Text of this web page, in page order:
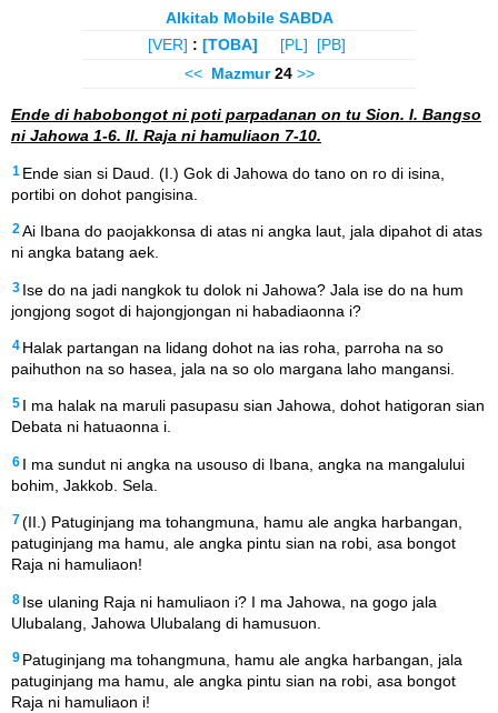
Alkitab Mobile SABDA
[VER] : [TOBA] [PL]
[PB]
<< Mazmur24 >>
Ende di habobongot ni poti parpadanan on tu Sion. I. Bangso
ni Jahowa 1-6. II. Raja ni hamuliaon 7-10.
1 Ende sian si Daud. (I.) Gok di Jahowa do tano on ro di isina,
portibi on dohot pangisina.
2 Ai Ibana do paojakkonsa di atas ni angka laut, jala dipahot di atas
ni angka batang aek.
3 Ise do na jadi nangkok tu dolok ni Jahowa? Jala ise do na hum
jongjong sogot di hajongjongan ni habadiaonna i?
4 Halak partangan na lidang dohot na ias roha, parroha na so
paihuthon na so hasea, jala na so olo margana laho mangansi.
5 I ma halak na maruli pasupasu sian Jahowa, dohot hatigoran sian
Debata ni hatuaonna i.
6 I ma sundut ni angka na usouso di Ibana, angka na mangalului
bohim, Jakkob. Sela.
7(II.) Patuginjang ma tohangmuna, hamu ale angka harbangan,
patuginjang ma hamu, ale angka pintu sian na robi, asa bongot
Raja ni hamuliaon!
8 Ise ulaning Raja ni hamuliaon i? I ma Jahowa, na gogo jala
Ulubalang, Jahowa Ulubalang di hamusuon.
9 Patuginjang ma tohangmuna, hamu ale angka harbangan, jala
patuginjang ma hamu, ale angka pintu sian na robi, asa bongot
Raja ni hamuliaon i!